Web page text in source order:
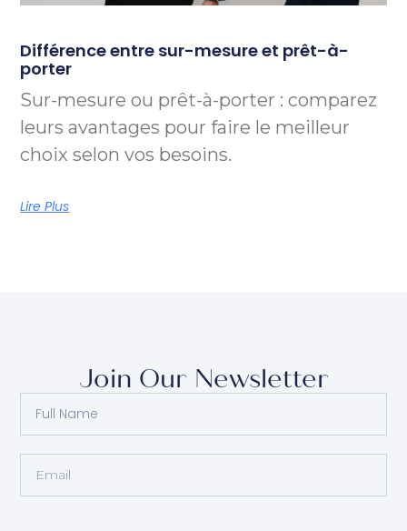
Différence entre sur-mesure et prêt-à-
porter
Sur-mesure ou prêt-à-porter : comparez
leurs avantages pour faire le meilleur
choix selon vos besoins.
Lire Plus
Join Our Newsletter